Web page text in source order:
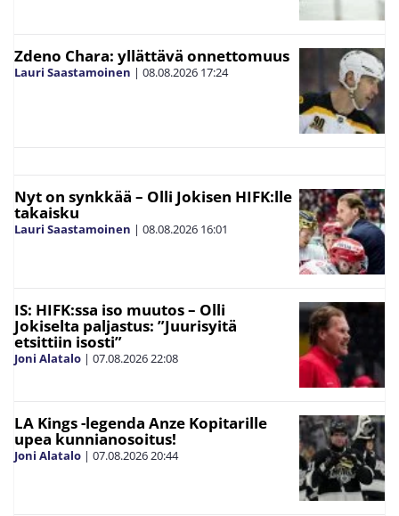
Zdeno Chara: yllättävä onnettomuus
Lauri Saastamoinen | 08.08.2026 17:24
Nyt on synkkää – Olli Jokisen HIFK:lle
takaisku
Lauri Saastamoinen | 08.08.2026 16:01
IS: HIFK:ssa iso muutos – Olli
Jokiselta paljastus: ”Juurisyitä
etsittiin isosti”
Joni Alatalo | 07.08.202622:08
LA Kings -legenda Anze Kopitarille
upea kunnianosoitus!
Joni Alatalo | 07.08.202620:44